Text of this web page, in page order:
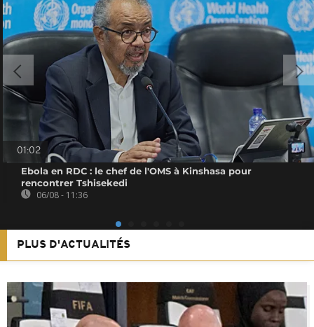
01:02
Ebola en RDC : le chef de l'OMS à Kinshasa pour
rencontrer Tshisekedi
06/08 - 11:36
PLUS D'ACTUALITÉS